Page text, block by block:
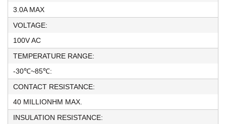
3.0A MAX
VOLTAGE:
100V AC
TEMPERATURE RANGE:
-30℃~85℃:
CONTACT RESISTANCE:
40 MILLIONHM MAX.
INSULATION RESISTANCE: